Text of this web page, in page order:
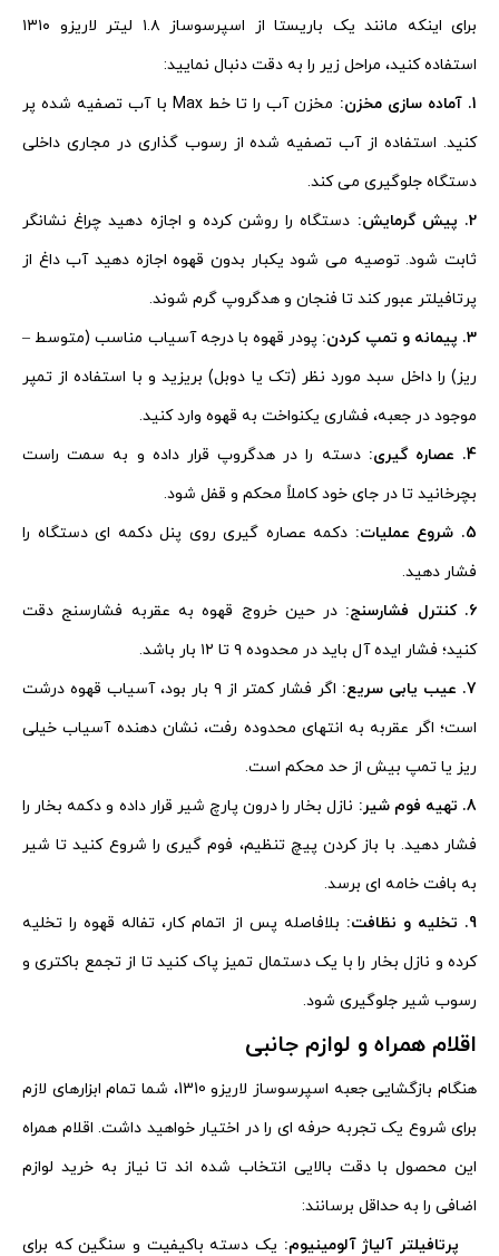
برای اینکه مانند یک باریستا از اسپرسوساز ۱.۸ لیتر لاریزو ۱۳۱۰
استفاده کنید، مراحل زیر را به دقت دنبال نمایید:
1. آماده سازی مخزن:
مخزن آب را تا خط Max با آب تصفیه شده پر
کنید. استفاده از آب تصفیه شده از رسوب گذاری در مجاری داخلی
دستگاه جلوگیری می کند.
2. پیش گرمایش:
دستگاه را روشن کرده و اجازه دهید چراغ نشانگر
ثابت شود. توصیه می شود یکبار بدون قهوه اجازه دهید آب داغ از
پرتافیلتر عبور کند تا فنجان و هدگروپ گرم شوند.
3. پیمانه و تمپ کردن:
پودر قهوه با درجه آسیاب مناسب (متوسط –
ریز) را داخل سبد مورد نظر (تک یا دوبل) بریزید و با استفاده از تمپر
موجود در جعبه، فشاری یکنواخت به قهوه وارد کنید.
4. عصاره گیری:
دسته را در هدگروپ قرار داده و به سمت راست
بچرخانید تا در جای خود کاملاً محکم و قفل شود.
5. شروع عملیات:
دکمه عصاره گیری روی پنل دکمه ای دستگاه را
فشار دهید.
6. کنترل فشارسنج:
در حین خروج قهوه به عقربه فشارسنج دقت
کنید؛ فشار ایده آل باید در محدوده ۹ تا ۱۲ بار باشد.
7. عیب یابی سریع:
اگر فشار کمتر از ۹ بار بود، آسیاب قهوه درشت
است؛ اگر عقربه به انتهای محدوده رفت، نشان دهنده آسیاب خیلی
ریز یا تمپ بیش از حد محکم است.
8. تهیه فوم شیر:
نازل بخار را درون پارچ شیر قرار داده و دکمه بخار را
فشار دهید. با باز کردن پیچ تنظیم، فوم گیری را شروع کنید تا شیر
به بافت خامه ای برسد.
9. تخلیه و نظافت:
بلافاصله پس از اتمام کار، تفاله قهوه را تخلیه
کرده و نازل بخار را با یک دستمال تمیز پاک کنید تا از تجمع باکتری و
رسوب شیر جلوگیری شود.
اقلام همراه و لوازم جانبی
هنگام بازگشایی جعبه اسپرسوساز لاریزو 1310، شما تمام ابزارهای لازم
برای شروع یک تجربه حرفه ای را در اختیار خواهید داشت. اقلام همراه
این محصول با دقت بالایی انتخاب شده اند تا نیاز به خرید لوازم
اضافی را به حداقل برسانند:
پرتافیلتر آلیاژ آلومینیوم: یک دسته باکیفیت و سنگین که برای